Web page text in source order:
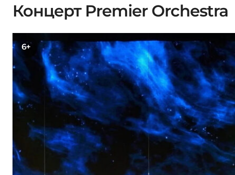
Концерт Premier Orchestra
6+